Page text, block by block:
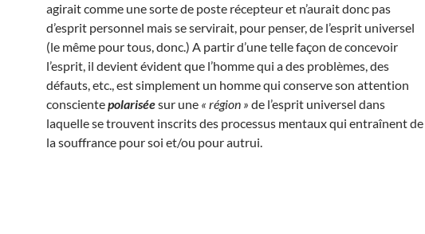
agirait comme une sorte de poste récepteur et n’aurait donc pas
d’esprit personnel mais se servirait, pour penser, de l’esprit universel
(le même pour tous, donc.) A partir d’une telle façon de concevoir
l’esprit, il devient évident que l’homme qui a des problèmes, des
défauts, etc., est simplement un homme qui conserve son attention
conscientepolariséesur une « région » de l’esprit universel dans
laquelle se trouvent inscrits des processus mentaux qui entraînent de
la souffrance pour soi et/ou pour autrui.